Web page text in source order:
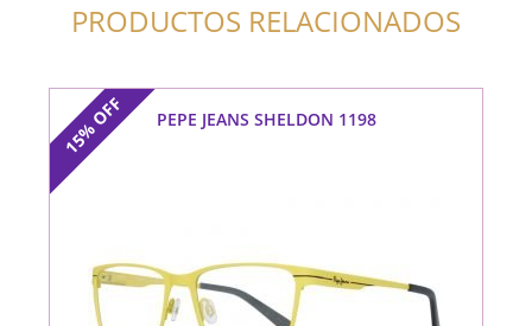
PRODUCTOS RELACIONADOS
15%
OFF PEPE JEANS SHELDON 1198